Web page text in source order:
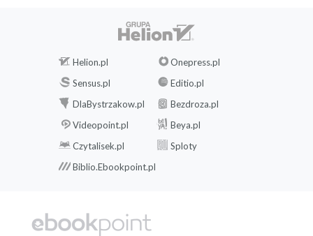
Helion.pl
Onepress.pl
Sensus.pl
Editio.pl
DlaBystrzakow.pl
Bezdroza.pl
Videopoint.pl
Beya.pl
Czytalisek.pl
Sploty
Biblio.Ebookpoint.pl